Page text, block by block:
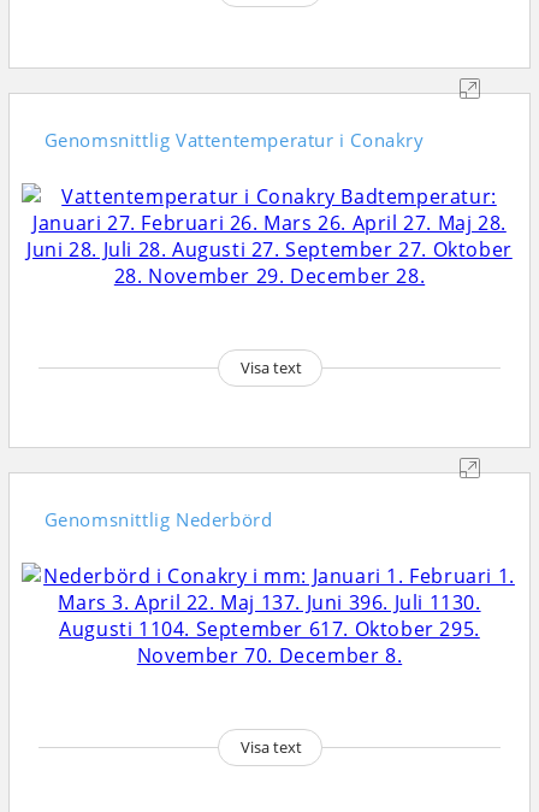
Genomsnittlig Vattentemperatur i Conakry
Visa text
Genomsnittlig Nederbörd
Visa text